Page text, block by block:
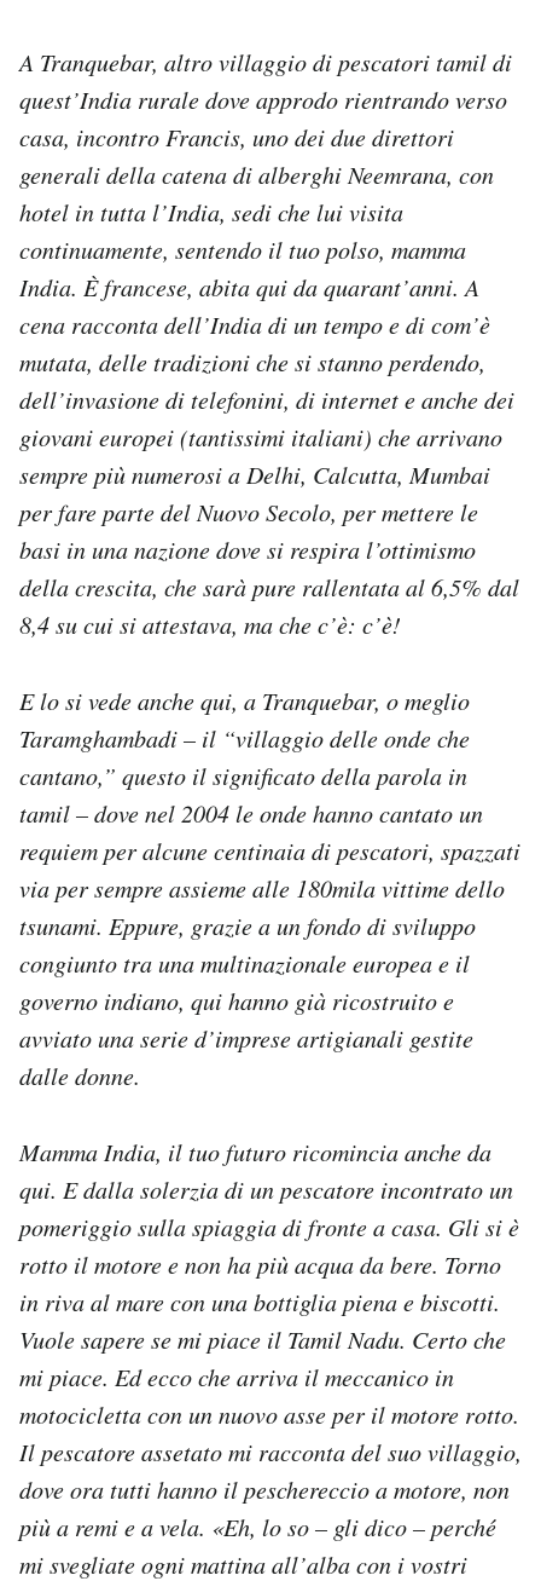
A Tranquebar, altro villaggio di pescatori tamil di
quest’India rurale dove approdo rientrando verso
casa, incontro Francis, uno dei due direttori
generali della catena di alberghi Neemrana, con
hotel in tutta l’India, sedi che lui visita
continuamente, sentendo il tuo polso, mamma
India. È francese, abita qui da quarant’anni. A
cena racconta dell’India di un tempo e di com’è
mutata, delle tradizioni che si stanno perdendo,
dell’invasione di telefonini, di internet e anche dei
giovani europei (tantissimi italiani) che arrivano
sempre più numerosi a Delhi, Calcutta, Mumbai
per fare parte del Nuovo Secolo, per mettere le
basi in una nazione dove si respira l’ottimismo
della crescita, che sarà pure rallentata al 6,5% dal
8,4 su cui si attestava, ma che c’è: c’è!
E lo si vede anche qui, a Tranquebar, o meglio
Taramghambadi – il “villaggio delle onde che
cantano,” questo il significato della parola in
tamil – dove nel 2004 le onde hanno cantato un
requiem per alcune centinaia di pescatori, spazzati
via per sempre assieme alle 180mila vittime dello
tsunami. Eppure, grazie a un fondo di sviluppo
congiunto tra una multinazionale europea e il
governo indiano, qui hanno già ricostruito e
avviato una serie d’imprese artigianali gestite
dalle donne.
Mamma India, il tuo futuro ricomincia anche da
qui. E dalla solerzia di un pescatore incontrato un
pomeriggio sulla spiaggia di fronte a casa. Gli si è
rotto il motore e non ha più acqua da bere. Torno
in riva al mare con una bottiglia piena e biscotti.
Vuole sapere se mi piace il Tamil Nadu. Certo che
mi piace. Ed ecco che arriva il meccanico in
motocicletta con un nuovo asse per il motore rotto.
Il pescatore assetato mi racconta del suo villaggio,
dove ora tutti hanno il peschereccio a motore, non
più a remi e a vela. «Eh, lo so – gli dico – perché
mi svegliate ogni mattina all’alba con i vostri